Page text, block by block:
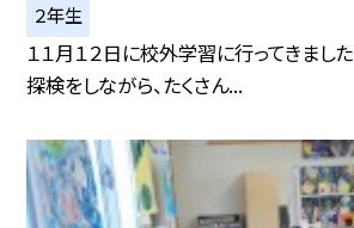
２年生
１１月１２日に校外学習に行ってきまし
探検をしながら、たくさん...